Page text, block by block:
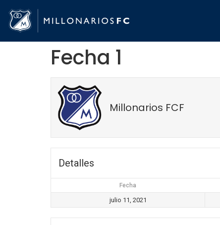
Fecha 1
Millonarios FCF
Detalles
Fecha
julio 11, 2021